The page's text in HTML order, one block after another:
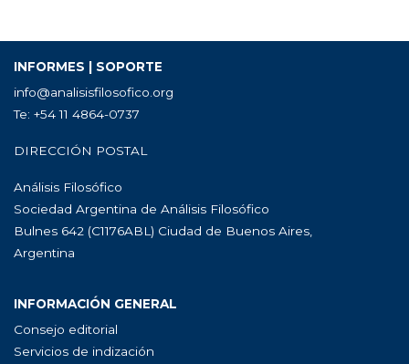
INFORMES | SOPORTE
info@analisisfilosofico.org
Te: +54 11 4864-0737
DIRECCIÓN POSTAL
Análisis Filosófico
Sociedad Argentina de Análisis Filosófico
Bulnes 642 (C1176ABL) Ciudad de Buenos Aires,
Argentina
INFORMACIÓN GENERAL
Consejo editorial
Servicios de indización